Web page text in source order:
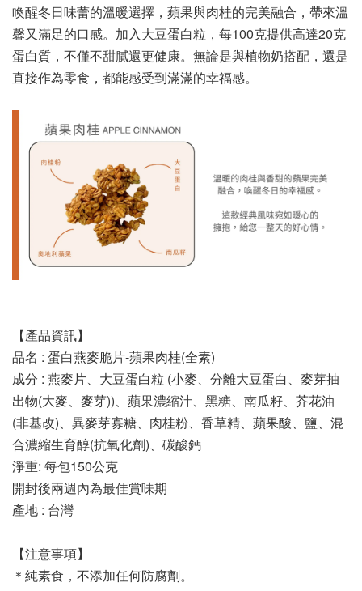
喚醒冬日味蕾的溫暖選擇，蘋果與肉桂的完美融合，帶來溫
馨又滿足的口感。加入大豆蛋白粒，每100克提供高達20克
蛋白質，不僅不甜膩還更健康。無論是與植物奶搭配，還是
直接作為零食，都能感受到滿滿的幸福感。
【產品資訊】
品名 : 蛋白燕麥脆片-蘋果肉桂(全素)
成分 : 燕麥片、大豆蛋白粒 (小麥、分離大豆蛋白、麥芽抽
出物(大麥、麥芽))、蘋果濃縮汁、黑糖、南瓜籽、芥花油
(非基改)、異麥芽寡糖、肉桂粉、香草精、蘋果酸、鹽、混
合濃縮生育醇(抗氧化劑)、碳酸鈣
淨重: 每包150公克
開封後兩週內為最佳賞味期
產地 : 台灣
【注意事項】
＊純素食，不添加任何防腐劑。